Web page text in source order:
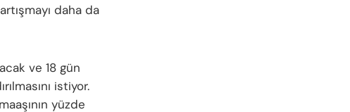
daha da
ve 18 gün
istiyor.
yüzde